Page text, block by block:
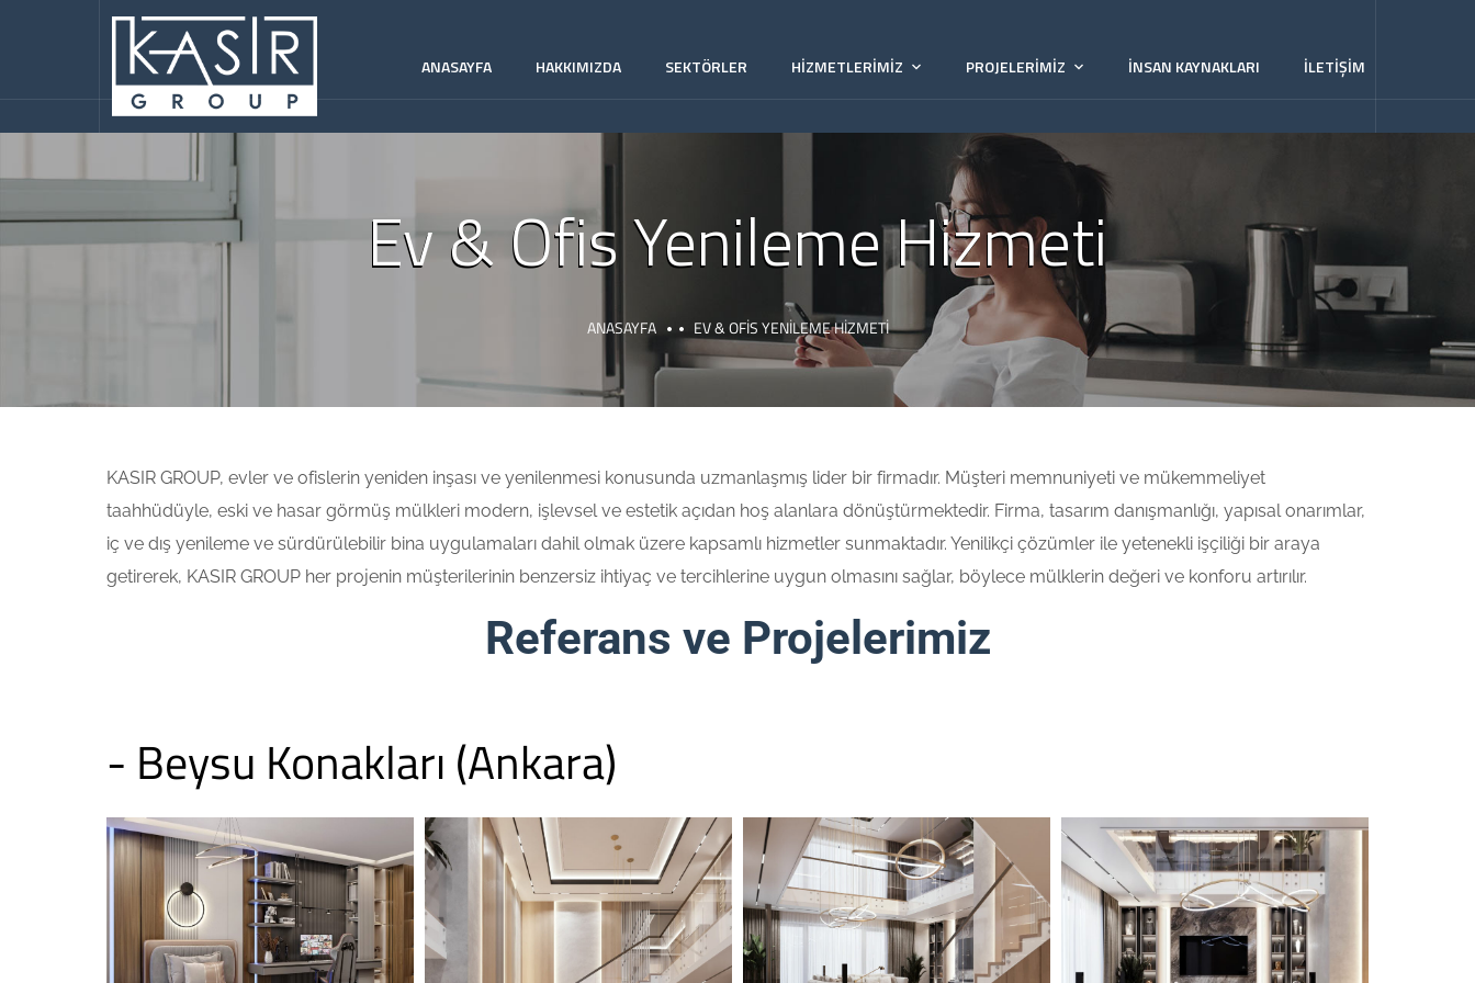
ANASAYFA HAKKIMIZDA SEKTÖRLER HIZMETLERIMIZ PROJELERIMIZ İNSAN KAYNAKLARI İLETIŞIM
Ev & Ofis Yenileme Hizmeti
ANASAYFA EV & OFIS YENILEME HIZMETI
KASIR GROUP, evler ve ofislerin yeniden inşası ve yenilenmesi konusunda uzmanlaşmış lider bir firmadır. Müşteri memnuniyeti ve mükemmeliyet
taahhüdüyle, eski ve hasar görmüş mülkleri modern, işlevsel ve estetik açıdan hoş alanlara dönüştürmektedir. Firma, tasarım danışmanlığı, yapısal onarımlar,
iç ve dış yenileme ve sürdürülebilir bina uygulamaları dahil olmak üzere kapsamlı hizmetler sunmaktadır. Yenilikçi çözümler ile yetenekli işçiliği bir araya
getirerek, KASIR GROUP her projenin müşterilerinin benzersiz ihtiyaç ve tercihlerine uygun olmasını sağlar, böylece mülklerin değeri ve konforu artırılır.
Referans ve Projelerimiz
- Beysu Konakları (Ankara)